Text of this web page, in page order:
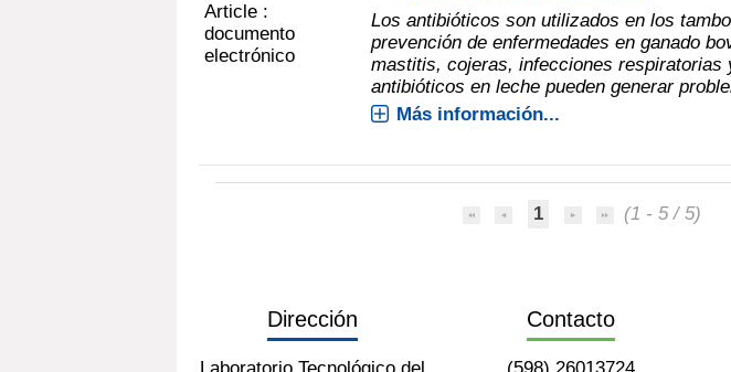
Article :
documento
electrónico
Los antibióticos son utilizados en los
prevención de enfermedades en ganado
mastitis, cojeras, infecciones respiratorias
antibióticos en leche pueden generar
Más información...
1 (1 - 5 / 5)
Dirección Contacto